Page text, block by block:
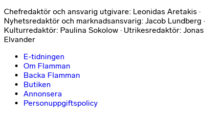
Chefredaktör och ansvarig utgivare: Leonidas Aretakis ·
Nyhetsredaktör och marknadsansvarig: Jacob Lundberg ·
Kulturredaktör: Paulina Sokolow · Utrikesredaktör: Jonas
Elvander
E-tidningen
Om Flamman
Backa Flamman
Butiken
Annonsera
Personuppgiftspolicy